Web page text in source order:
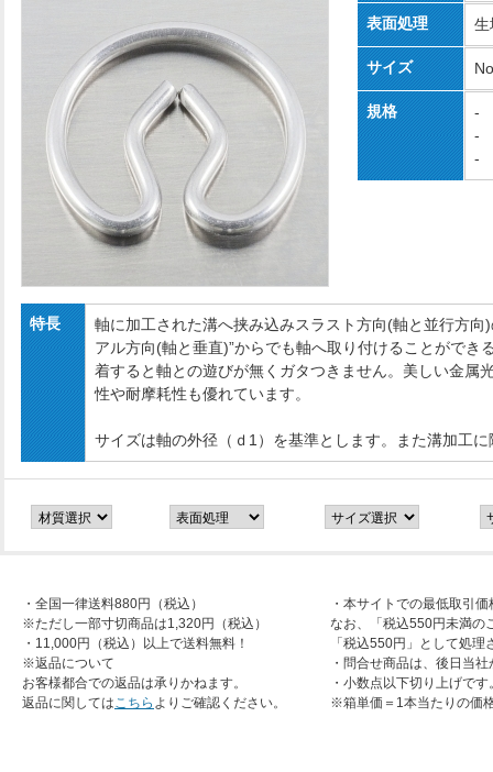
表面処理 生
サイズ
規格
-
-
-
特長
軸に加工された溝へ挟み込みスラスト方向(軸と並行方
アル方向(軸と垂直)”からでも軸へ取り付けることがで
着すると軸との遊びが無くガタつきません。美しい金属
性や耐摩耗性も優れています。
サイズは軸の外径（ｄ1）を基準とします。また溝加工
・全国一律送料880円（税込）
※ただし一部寸切商品は1,320円（税込）
・11,000円（税込）以上で送料無料！
※返品について
お客様都合での返品は承りかねます。
返品に関してはこちら よりご確認ください。
・本サイトでの最低取引
なお、「税込550円未満の
「税込550円」として処
・問合せ商品は、後日当
・小数点以下切り上げです
※箱単価＝1本当たりの価